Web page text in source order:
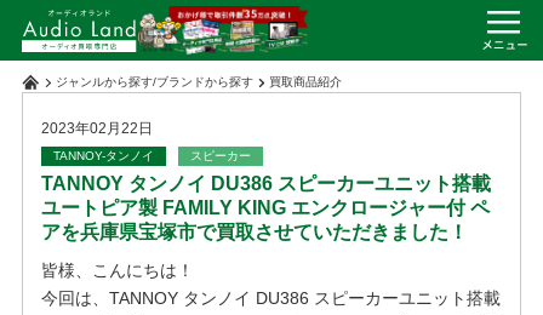
ジャンルから探す/ブランドから探す 買取商品紹介
2023年02月22日
TANNOY-タンノイ スピーカー
TANNOY タンノイ DU386 スピーカーユニット搭載
ユートピア製 FAMILY KING エンクロージャー付 ペ
アを兵庫県宝塚市で買取させていただきました！
皆様、こんにちは！
今回は、TANNOY タンノイ DU386 スピーカーユニット搭載